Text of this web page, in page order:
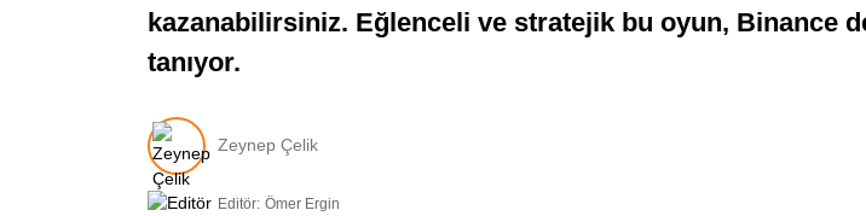
kazanabilirsiniz. Eğlenceli ve stratejik bu oyun, Binance
tanıyor.
Zeynep Çelik
Editör: Ömer Ergin